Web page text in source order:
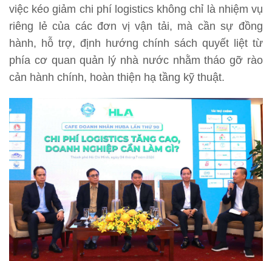
việc kéo giảm chi phí logistics không chỉ là nhiệm vụ
riêng lẻ của các đơn vị vận tải, mà cần sự đồng
hành, hỗ trợ, định hướng chính sách quyết liệt từ
phía cơ quan quản lý nhà nước nhằm tháo gỡ rào
cản hành chính, hoàn thiện hạ tầng kỹ thuật.